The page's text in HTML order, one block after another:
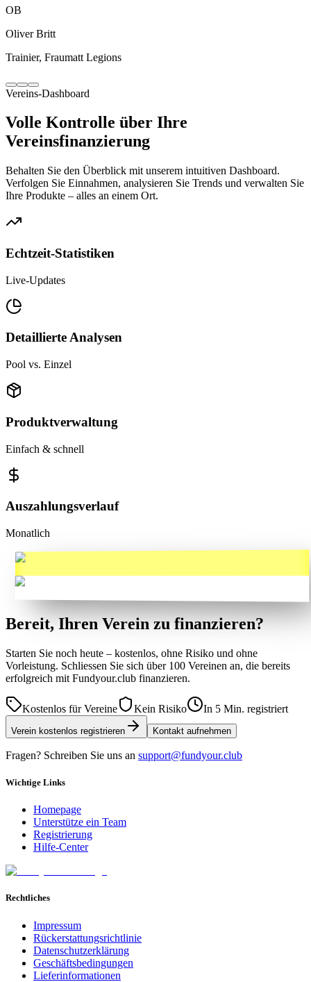
OB
Oliver Britt
Trainier, Fraumatt Legions
Vereins-Dashboard
Volle Kontrolle über Ihre
Vereinsfinanzierung
Behalten Sie den Überblick mit unserem intuitiven Dashboard.
Verfolgen Sie Einnahmen, analysieren Sie Trends und verwalten Sie
Ihre Produkte – alles an einem Ort.
Echtzeit-Statistiken
Live-Updates
Detaillierte Analysen
Pool vs. Einzel
Produktverwaltung
Einfach & schnell
Auszahlungsverlauf
Monatlich
Bereit, Ihren Verein zu finanzieren?
Starten Sie noch heute – kostenlos, ohne Risiko und ohne
Vorleistung. Schliessen Sie sich über 100 Vereinen an, die bereits
erfolgreich mit Fundyour.club finanzieren.
Kostenlos für Vereine Kein Risiko In 5 Min. registriert
Verein kostenlos registrieren Kontakt aufnehmen
Fragen? Schreiben Sie uns an support@fundyour.club
Wichtige Links
Homepage
Unterstütze ein Team
Registrierung
Hilfe-Center
Rechtliches
Impressum
Rückerstattungsrichtlinie
Datenschutzerklärung
Geschäftsbedingungen
Lieferinformationen